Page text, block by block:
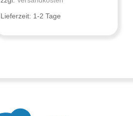
Lieferzeit: 1-2 Tage